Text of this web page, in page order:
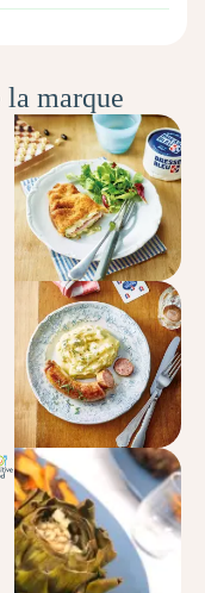
la marque